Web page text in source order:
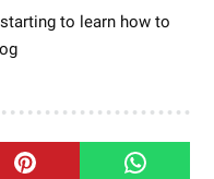
to learn how to